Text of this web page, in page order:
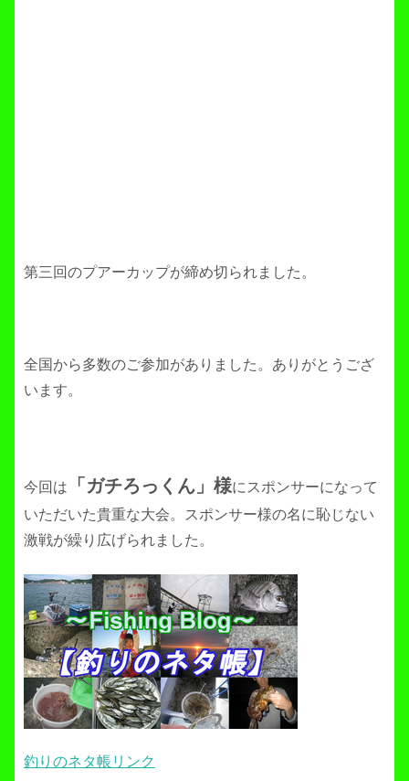
第三回のプアーカップが締め切られました。
全国から多数のご参加がありました。ありがとうござ
います。
今回は 「ガチろっくん」様にスポンサーになって
いただいた貴重な大会。スポンサー様の名に恥じない
激戦が繰り広げられました。
釣りのネタ帳リンク